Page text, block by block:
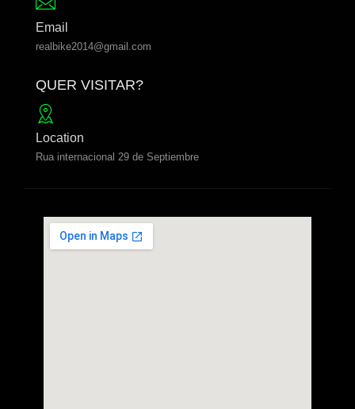
Email
realbike2014@gmail.com
QUER VISITAR?
Location
Rua internacional 29 de Septiembre